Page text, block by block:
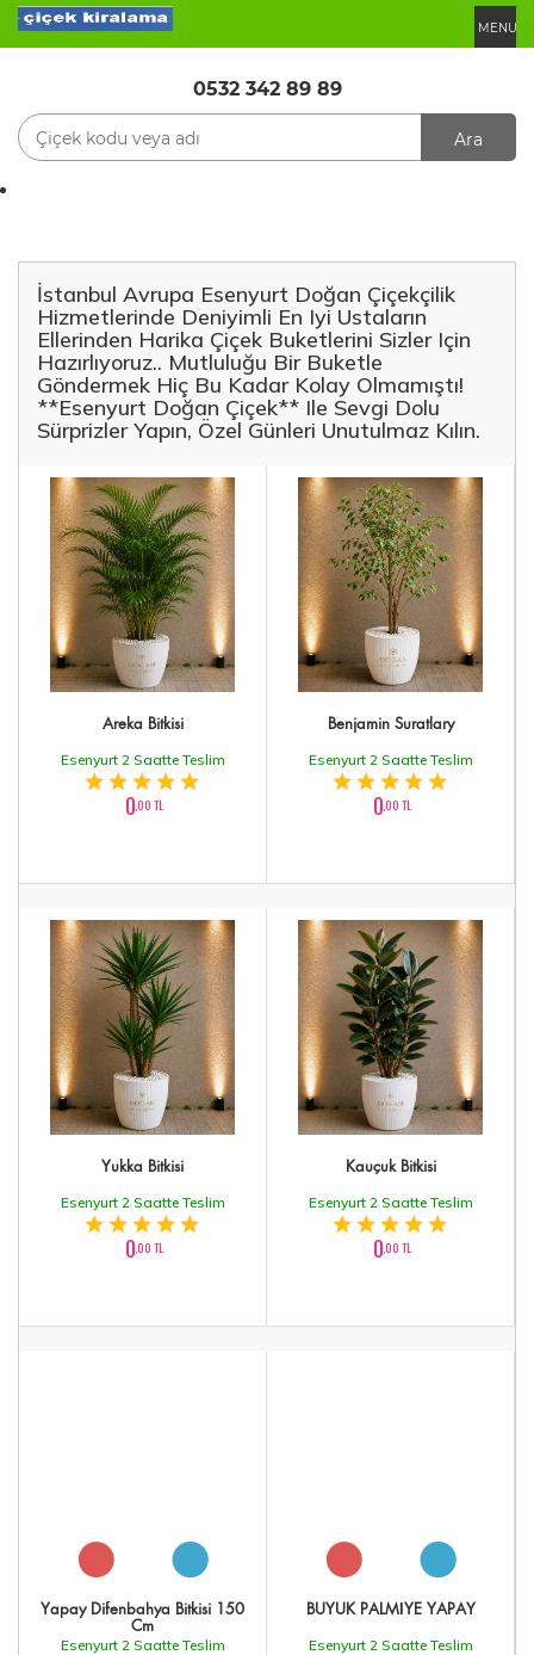
MENU
0532 342 89 89
Ara
İstanbul Avrupa Esenyurt Doğan Çiçekçilik
Hizmetlerinde Deniyimli En Iyi Ustaların
Ellerinden Harika Çiçek Buketlerini Sizler Için
Hazırlıyoruz.. Mutluluğu Bir Buketle
Göndermek Hiç Bu Kadar Kolay Olmamıştı!
**Esenyurt Doğan Çiçek** Ile Sevgi Dolu
Sürprizler Yapın, Özel Günleri Unutulmaz Kılın.
Areka Bitkisi
Esenyurt 2 Saatte Teslim
0,00 TL
Benjamin Suratlary
Esenyurt 2 Saatte Teslim
0,00 TL
Yukka Bitkisi
Esenyurt 2 Saatte Teslim
0,00 TL
Kauçuk Bitkisi
Esenyurt 2 Saatte Teslim
0,00 TL
Yapay Difenbahya Bitkisi 150
Cm
Esenyurt 2 Saatte Teslim
BÜYÜK PALMİYE YAPAY
Esenyurt 2 Saatte Teslim